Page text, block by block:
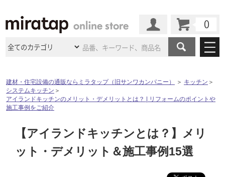
商品カテゴリ
洗面所・水回り タイル
キッチン 浴室（風呂・バスルー
ム）・トイレ
ドア（扉）・建具・玄関
施工事例
ミラタップのあるくらし お客様訪問インタビュー
ショールームの ご案内 東京 ショールーム
サポート
建材・住宅設備の通販ならミラタップ（旧サンワカンパニー） ＞ キッチン ＞
システムキッチン ＞
アイランドキッチンのメリット・デメリットとは？ | リフォームのポイントや
施工事例をご紹介
【アイランドキッチンとは？】メリ
ット・デメリット＆施工事例15選